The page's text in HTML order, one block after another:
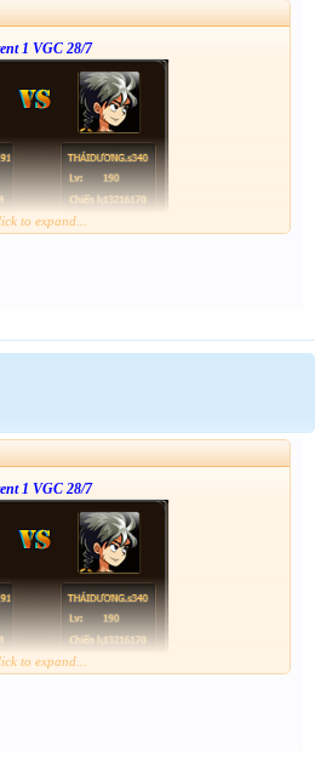
1 VGC 28/7
to expand...
1 VGC 28/7
to expand...